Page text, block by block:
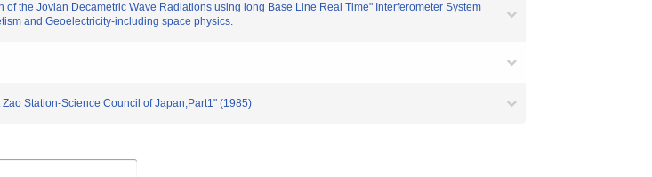
of the Jovian Decametric Wave Radiations using long Base Line Real Time" Interferometer System
and Geoelectricity-including space physics.
Station-Science Council of Japan,Part1" (1985)